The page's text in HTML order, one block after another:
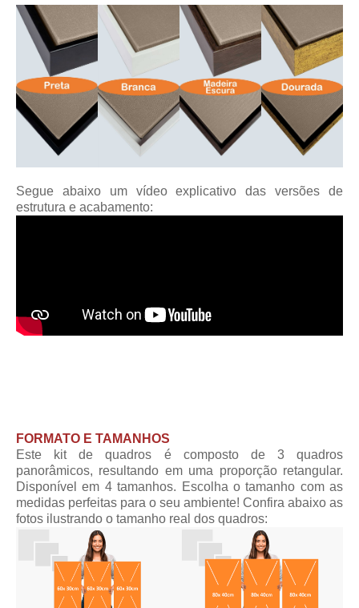
Segue abaixo um vídeo explicativo das versões de
estrutura e acabamento:
FORMATO E TAMANHOS
Este kit de quadros é composto de 3 quadros
panorâmicos, resultando em uma proporção retangular.
Disponível em 4 tamanhos. Escolha o tamanho com as
medidas perfeitas para o seu ambiente! Confira abaixo as
fotos ilustrando o tamanho real dos quadros: